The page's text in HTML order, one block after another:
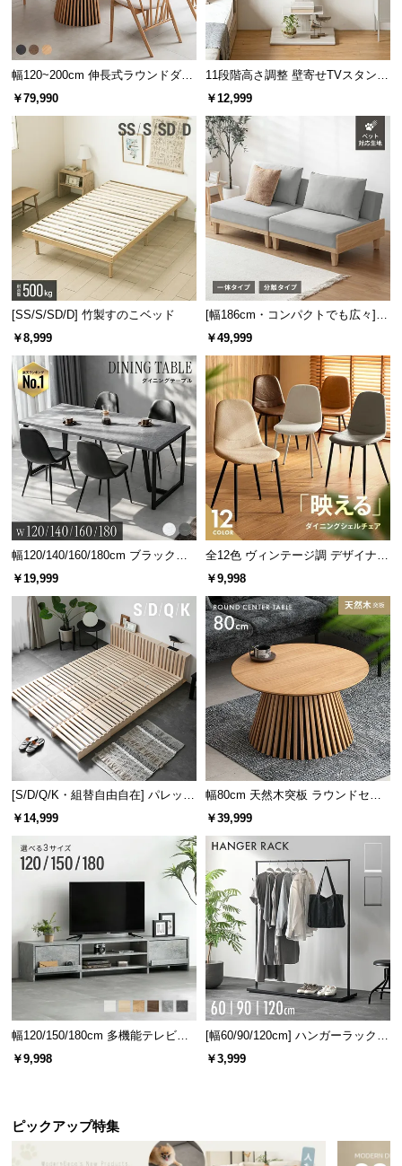
幅120~200cm 伸長式ラウンドダイ
ニングテーブル 6人掛け 天然木突
板 美しい格子デザイン
￥79,990
11段階高さ調整 壁寄せTVスタンド
キャスター付き 上下左右角度調節
￥12,999
[SS/S/SD/D] 竹製すのこベッド
￥8,999
[幅186cm・コンパクトでも広々] 3
人掛けソファベッド リクライニン
￥49,999
幅120/140/160/180cm ブラックフ
レーム ダイニング 大理石調 4人掛
￥19,999
全12色 ヴィンテージ調 デザイナー
ズシェルチェア
￥9,998
[S/D/Q/K・組替自由自在] パレット
ベッド 8/12/16枚セット
￥14,999
幅80cm 天然木突板 ラウンドセン
ターテーブル 美しい格子デザイン
￥39,999
幅120/150/180cm 多機能テレビボ
ード 木目/石目調 オープン収納・
引き出し収納付き
￥9,998
[幅60/90/120cm] ハンガーラック
スチール 4段階高さ調節 サイドフ
ック オープンラック シンプル
￥3,999
ピックアップ特集